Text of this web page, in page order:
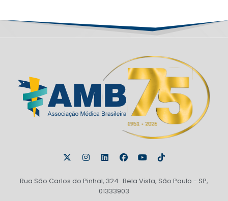
Rua São Carlos do Pinhal, 324 Bela Vista, São Paulo - SP,
01333903